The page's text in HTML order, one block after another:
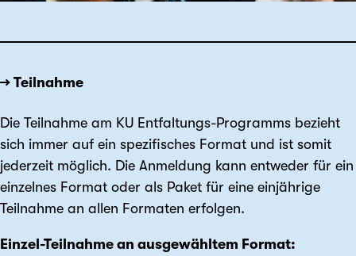
→ Teilnahme
Die Teilnahme am KU Entfaltungs-Programms bezieht
sich immer auf ein spezifisches Format und ist somit
jederzeit möglich. Die Anmeldung kann entweder für ein
einzelnes Format oder als Paket für eine einjährige
Teilnahme an allen Formaten erfolgen.
Einzel-Teilnahme an ausgewähltem Format: